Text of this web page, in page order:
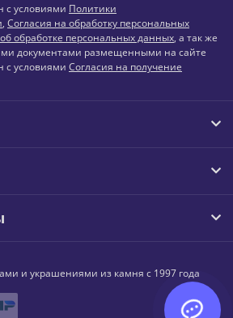
с условиями Политики
, Согласия на обработку персональных
обработке персональных данных, а так же
документами размещенными на сайте
с условиями Согласия на получение
и украшениями из камня с 1997 года